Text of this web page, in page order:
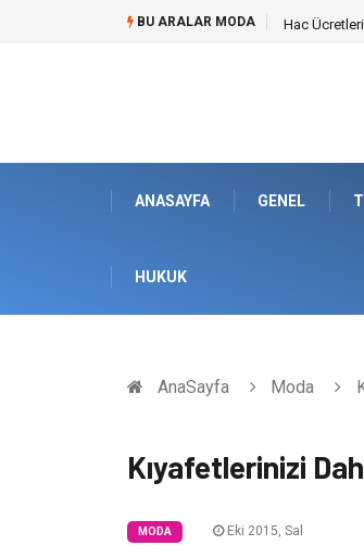
BU ARALAR MODA Hac
ANASAYFA GENEL
HUKUK
AnaSayfa Moda
Kıyafetlerinizi
MODA Eki 2015, Sal